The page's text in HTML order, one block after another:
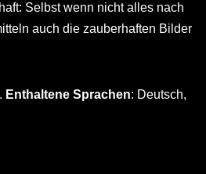
Selbst wenn nicht alles nach
auch die zauberhaften Bilder
Enthaltene Sprachen: Deutsch,